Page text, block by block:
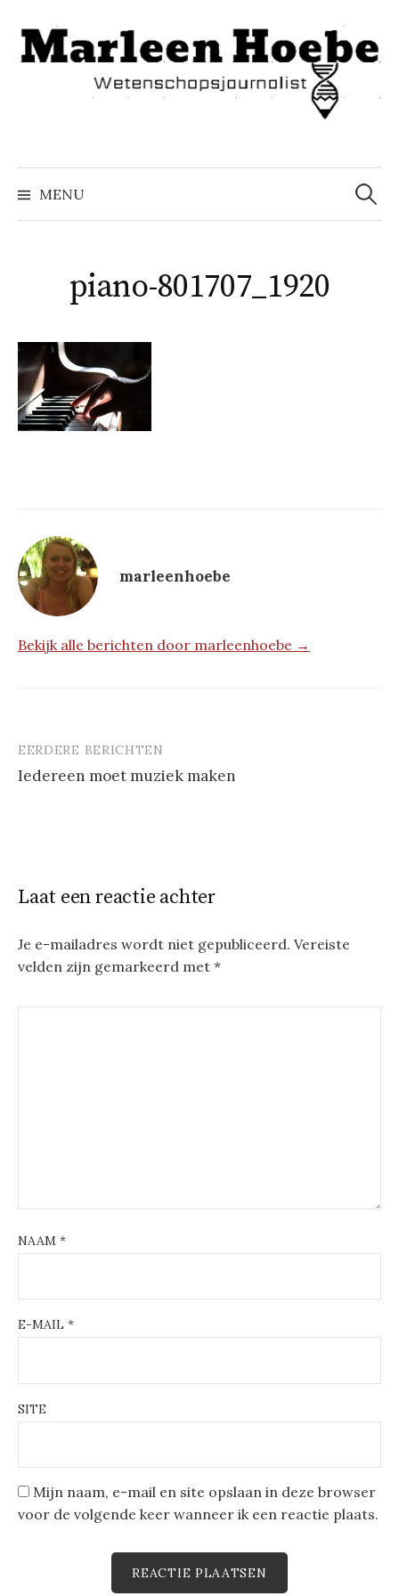
inhoud
springen
MENU
Zoeken
naar:
piano-801707_1920
marleenhoebe
Bekijk alle berichten door marleenhoebe →
Berichtnavigatie
EERDERE BERICHTEN
Iedereen moet muziek maken
Laat een reactie achter
Je e-mailadres wordt niet gepubliceerd. Vereiste
velden zijn gemarkeerd met *
NAAM *
E-MAIL *
SITE
Mijn naam, e-mail en site opslaan in deze browser
voor de volgende keer wanneer ik een reactie plaats.